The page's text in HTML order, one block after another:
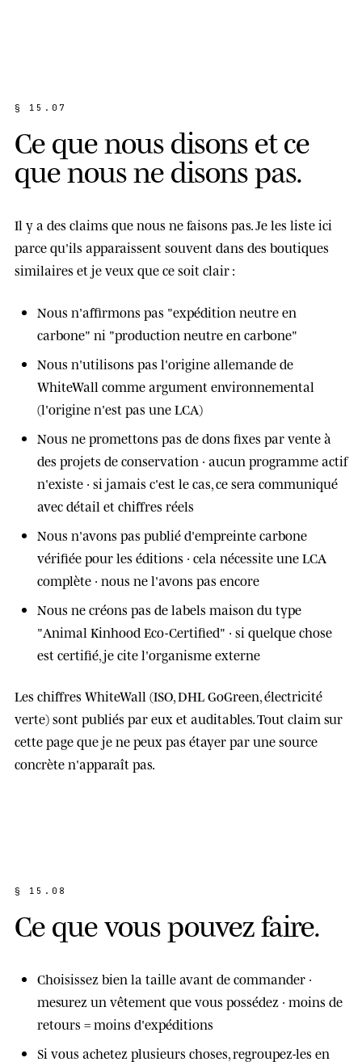
§ 15.07
Cequenousdisonsetce
quenousnedisonspas.
Il y a des claims que nous ne faisons pas. Je les liste ici
parce qu'ils apparaissent souvent dans des boutiques
similaires et je veux que ce soit clair :
Nous n'affirmons pas "expédition neutre en
carbone" ni "production neutre en carbone"
Nous n'utilisons pas l'origine allemande de
WhiteWall comme argument environnemental
(l'origine n'est pas une LCA)
Nous ne promettons pas de dons fixes par vente à
des projets de conservation · aucun programme actif
n'existe · si jamais c'est le cas, ce sera communiqué
avec détail et chiffres réels
Nous n'avons pas publié d'empreinte carbone
vérifiée pour les éditions · cela nécessite une LCA
complète · nous ne l'avons pas encore
Nous ne créons pas de labels maison du type
"Animal Kinhood Eco-Certified" · si quelque chose
est certifié, je cite l'organisme externe
Les chiffres WhiteWall (ISO, DHL GoGreen, électricité
verte) sont publiés par eux et auditables. Tout claim sur
cette page que je ne peux pas étayer par une source
concrète n'apparaît pas.
§ 15.08
Cequevouspouvezfaire.
Choisissez bien la taille avant de commander ·
mesurez un vêtement que vous possédez · moins de
retours = moins d'expéditions
Si vous achetez plusieurs choses, regroupez-les en